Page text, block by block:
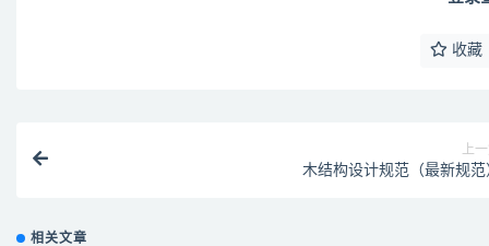
收藏
上
木结构设计规范（最新规范
相关文章